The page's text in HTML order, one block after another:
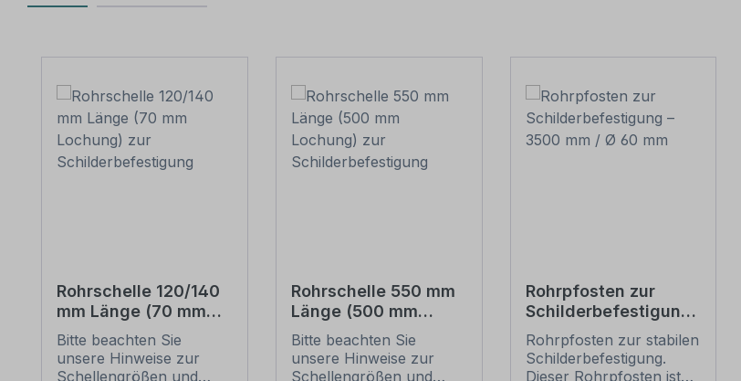
Rohrschelle 120/140
mm Länge (70 mm
Lochung) zur
Schilderbefestigung
Bitte beachten Sie
unsere Hinweise zur
Schellengrößen und
Rohrschelle 550 mm
Länge (500 mm
Lochung) zur
Schilderbefestigung
Bitte beachten Sie
unsere Hinweise zur
Schellengrößen und
Rohrpfosten zur
Schilderbefestigung
– 3500 mm / Ø 60
mm
Rohrpfosten zur stabilen
Schilderbefestigung.
Dieser Rohrpfosten ist